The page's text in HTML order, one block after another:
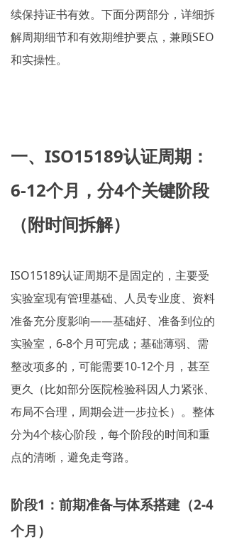
续保持证书有效。下面分两部分，详细拆
解周期细节和有效期维护要点，兼顾SEO
和实操性。
一、ISO15189认证周期：
6-12个月，分4个关键阶段
（附时间拆解）
ISO15189认证周期不是固定的，主要受
实验室现有管理基础、人员专业度、资料
准备充分度影响——基础好、准备到位的
实验室，6-8个月可完成；基础薄弱、需
整改项多的，可能需要10-12个月，甚至
更久（比如部分医院检验科因人力紧张、
布局不合理，周期会进一步拉长）。整体
分为4个核心阶段，每个阶段的时间和重
点的清晰，避免走弯路。
阶段1：前期准备与体系搭建（2-4
个月）